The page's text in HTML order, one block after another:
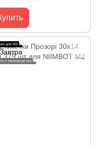
для M2
с производства